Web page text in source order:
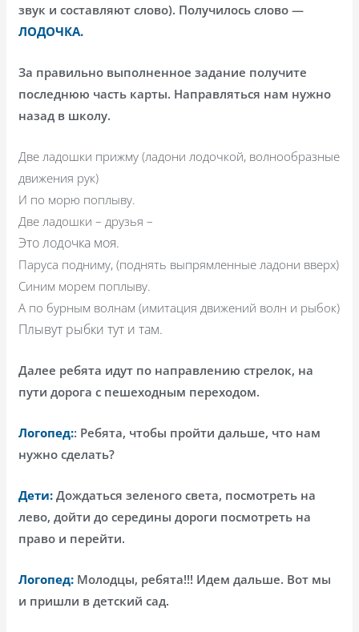
звук и составляют слово). Получилось слово —
ЛОДОЧКА.
За правильно выполненное задание получите
последнюю часть карты. Направляться нам нужно
назад в школу.
Две ладошки прижму (ладони лодочкой, волнообразные
движения рук)
И по морю поплыву.
Две ладошки – друзья –
Это лодочка моя.
Паруса подниму, (поднять выпрямленные ладони вверх)
Синим морем поплыву.
А по бурным волнам (имитация движений волн и рыбок)
Плывут рыбки тут и там.
Далее ребята идут по направлению стрелок, на
пути дорога с пешеходным переходом.
Логопед:: Ребята, чтобы пройти дальше, что нам
нужно сделать?
Дети: Дождаться зеленого света, посмотреть на
лево, дойти до середины дороги посмотреть на
право и перейти.
Логопед: Молодцы, ребята!!! Идем дальше. Вот мы
и пришли в детский сад.